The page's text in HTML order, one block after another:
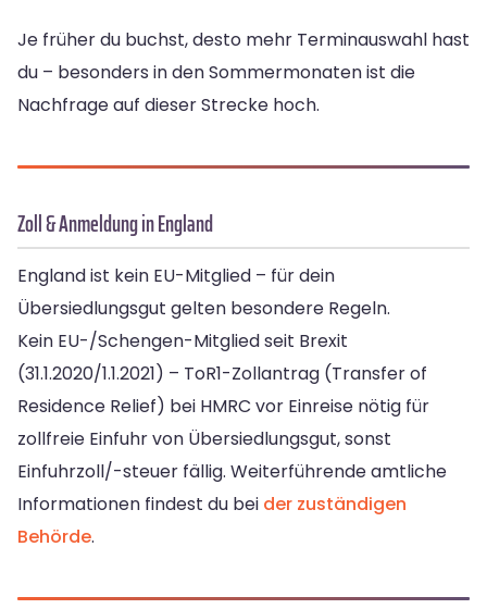
Je früher du buchst, desto mehr Terminauswahl hast
du – besonders in den Sommermonaten ist die
Nachfrage auf dieser Strecke hoch.
Zoll & Anmeldung in England
England ist kein EU-Mitglied – für dein
Übersiedlungsgut gelten besondere Regeln.
Kein EU-/Schengen-Mitglied seit Brexit
(31.1.2020/1.1.2021) – ToR1-Zollantrag (Transfer of
Residence Relief) bei HMRC vor Einreise nötig für
zollfreie Einfuhr von Übersiedlungsgut, sonst
Einfuhrzoll/-steuer fällig. Weiterführende amtliche
Informationen findest du bei der zuständigen
Behörde.